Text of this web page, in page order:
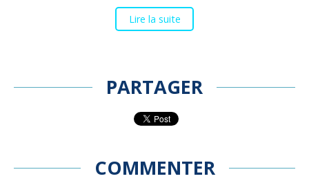
Lire la suite
PARTAGER
COMMENTER